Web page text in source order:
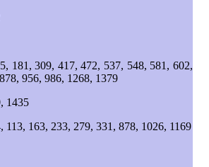
181, 309, 417, 472, 537, 548, 581, 602,
956, 986, 1268, 1379
1435
163, 233, 279, 331, 878, 1026, 1169